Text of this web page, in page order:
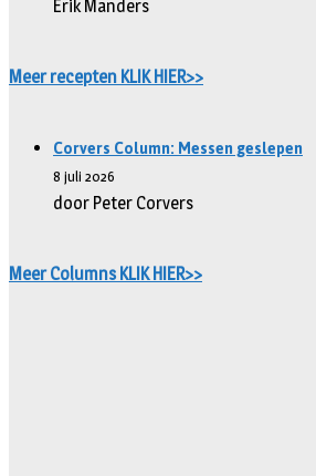
Erik Manders
Meer recepten KLIK HIER>>
Corvers Column: Messen geslepen
8 juli 2026
door Peter Corvers
Meer Columns KLIK HIER>>